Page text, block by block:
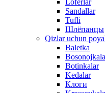
Loferlar
Sandallar
Tufli
Шлёпанцы
Qizlar uchun
Baletka
Botinkalar
Kedalar
Клоги